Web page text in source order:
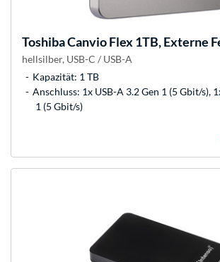
ToshibaCanvio Flex 1TB, Externe
hellsilber, USB-C / USB-A
Kapazität: 1 TB
Anschluss: 1x USB-A 3.2 Gen 1 (5 Gbit/s),
1 (5 Gbit/s)